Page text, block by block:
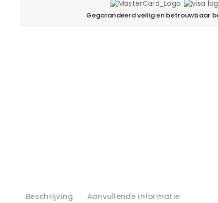
Gegarandeerd veilig en betrouwbaar
Beschrijving Aanvullende informatie